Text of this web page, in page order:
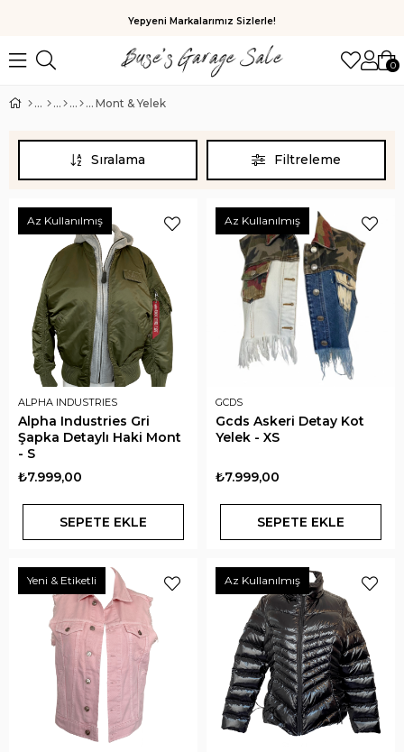
Yepyeni Markalarımız Sizlerle!
0
Mont & Yelek
Filtreleme
Sıralama
ALPHA INDUSTRIES
Alpha Industries Gri
Şapka Detaylı Haki Mont
- S
₺7.999,00
SEPETE EKLE
Az Kullanılmış
GCDS
Gcds Askeri Detay Kot
Yelek - XS
₺7.999,00
SEPETE EKLE
Az Kullanılmış
Yeni & Etiketli Az Kullanılmış